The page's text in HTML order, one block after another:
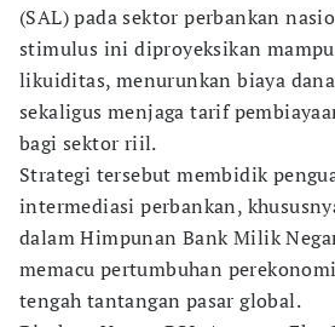
(SAL) pada sektor perbankan
stimulus ini diproyeksikan
likuiditas, menurunkan biaya
sekaligus menjaga tarif
bagi sektor riil.
Strategi tersebut membidik
intermediasi perbankan,
dalam Himpunan Bank Milik
memacu pertumbuhan
tengah tantangan pasar global.